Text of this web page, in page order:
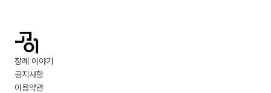
장례 이야기
공지사항
이용약관